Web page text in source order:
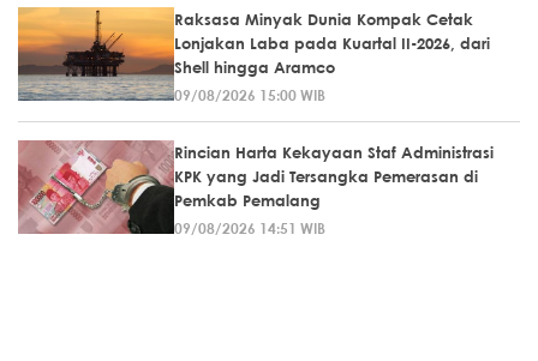
Raksasa Minyak Dunia Kompak Cetak
Lonjakan Laba pada Kuartal II-2026, dari
Shell hingga Aramco
09/08/2026 15:00 WIB
Rincian Harta Kekayaan Staf Administrasi
KPK yang Jadi Tersangka Pemerasan di
Pemkab Pemalang
09/08/2026 14:51 WIB